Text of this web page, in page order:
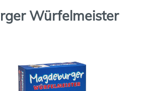
Würfelmeister